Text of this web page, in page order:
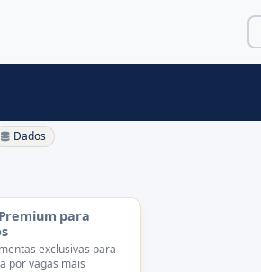
Dados
para
exclusivas para
por vagas mais